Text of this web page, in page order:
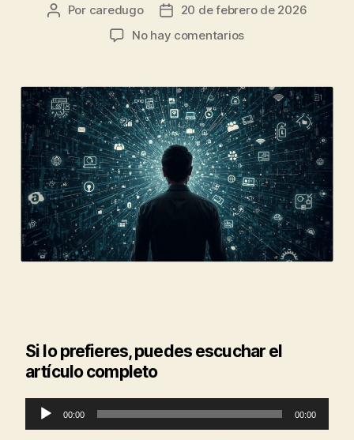
Por caredugo
20 de febrero de 2026
No hay comentarios
Si lo prefieres, puedes escuchar el
artículo completo
e
00:00 00:00